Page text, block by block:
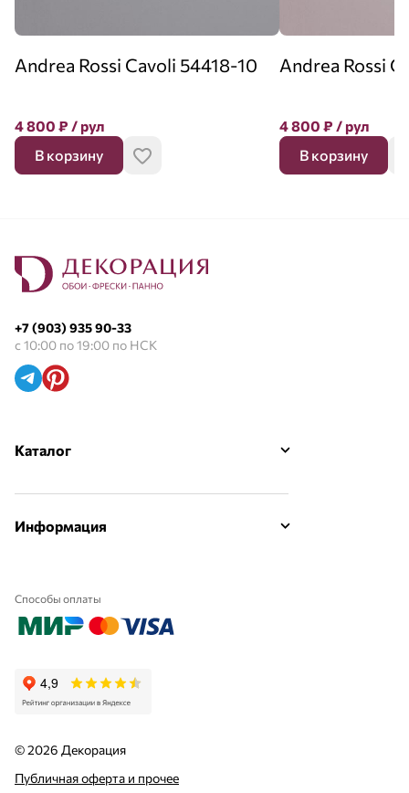
Andrea Rossi Cavoli 54418-10
4 800 ₽ / рул
В корзину
Andrea Rossi
4 800 ₽ / рул
В корзину
+7 (903) 935 90-33
с 10:00 по 19:00 по НСК
Каталог
Информация
Способы оплаты
© 2026 Декорация
Публичная оферта и прочее